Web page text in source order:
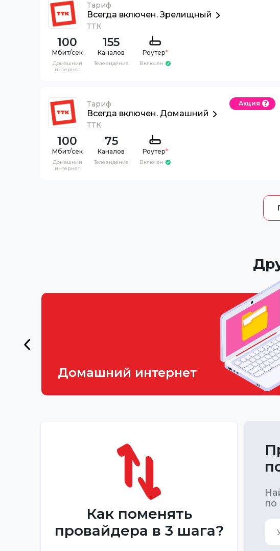
Тариф
Всегда включен. Зрелищный
ТТК
100
Домашний
интернет
155
Каналов
Телевидение
Роутер*
Включен
Тариф
Всегда включен. Домашний
ТТК
Акция
100
Домашний
интернет
75
Каналов
Телевидение
Роутер*
Включен
Домашний интернет
Как поменять
провайдера в 3 шага?
по